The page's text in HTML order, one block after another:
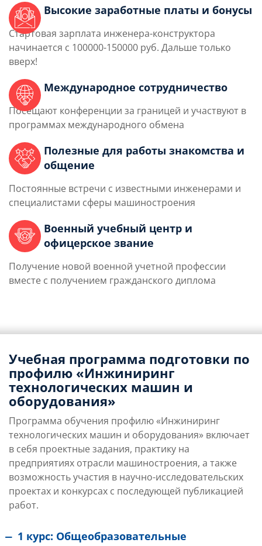
Высокие заработные платы и бонусы
Стартовая зарплата инженера-конструктора
начинается с 100000-150000 руб. Дальше только
вверх!
Международное сотрудничество
Посещают конференции за границей и участвуют в
программах международного обмена
Полезные для работы знакомства и
общение
Постоянные встречи с известными инженерами и
специалистами сферы машиностроения
Военный учебный центр и
офицерское звание
Получение новой военной учетной профессии
вместе с получением гражданского диплома
Учебная программа подготовки по
профилю «Инжиниринг
технологических машин и
оборудования»
Программа обучения профилю «Инжиниринг
технологических машин и оборудования» включает
в себя проектные задания, практику на
предприятиях отрасли машиностроения, а также
возможность участия в научно-исследовательских
проектах и конкурсах с последующей публикацией
работ.
1 курс: Общеобразовательные